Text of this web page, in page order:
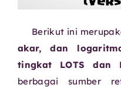
Berikut ini
akar, dan
tingkat LOTS dan
berbagai sumber